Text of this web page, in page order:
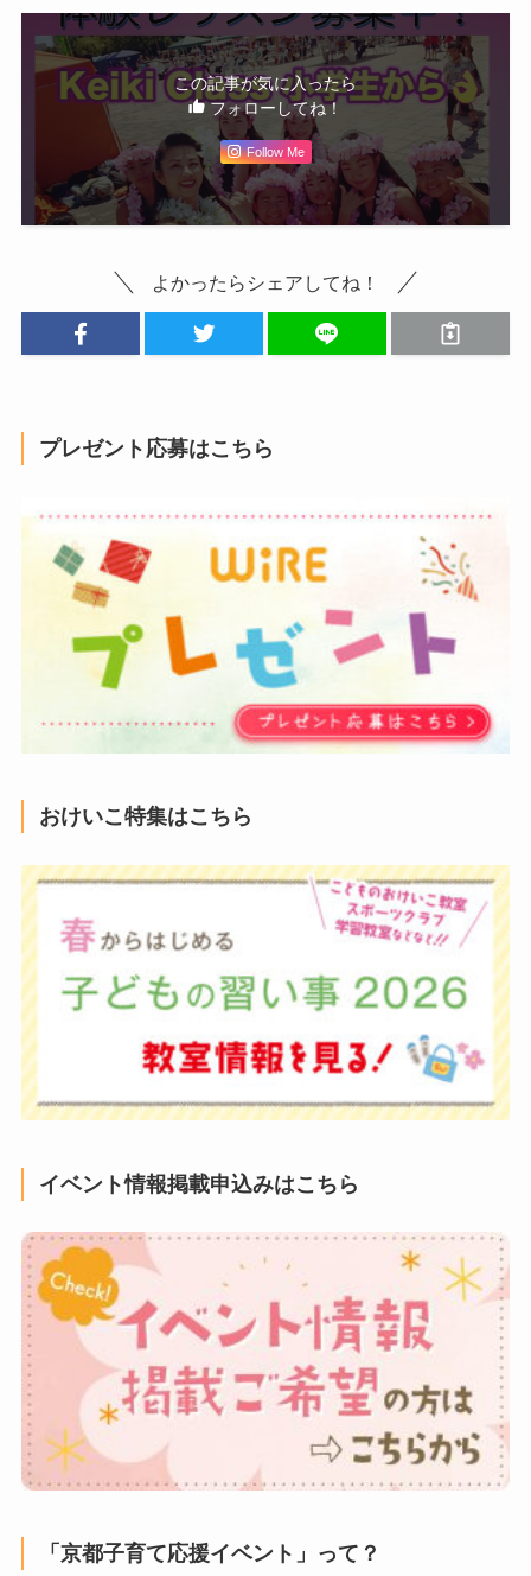
この記事が気に入ったら
フォローしてね！
Follow Me
よかったらシェアしてね！
プレゼント応募はこちら
おけいこ特集はこちら
イベント情報掲載申込みはこちら
「京都子育て応援イベント」って？